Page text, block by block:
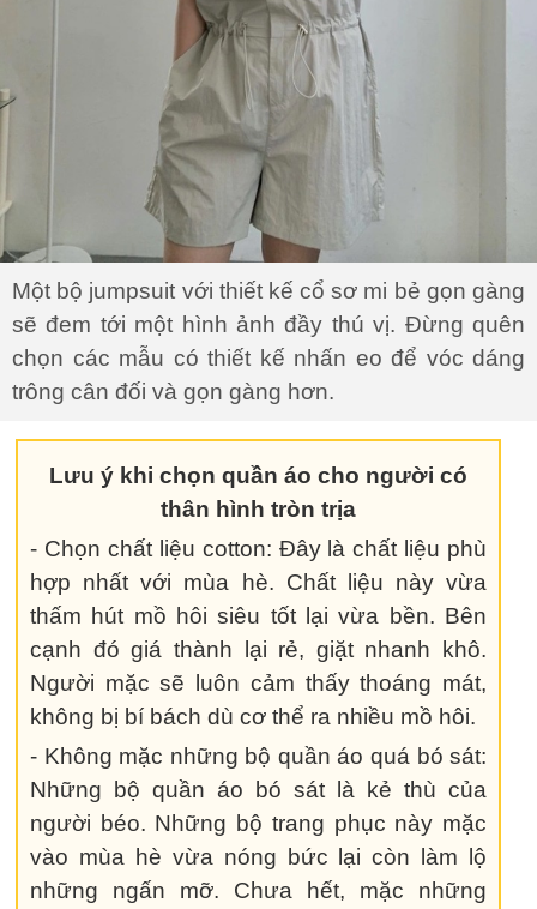
Một bộ jumpsuit với thiết kế cổ sơ mi bẻ gọn gàng
sẽ đem tới một hình ảnh đầy thú vị. Đừng quên
chọn các mẫu có thiết kế nhấn eo để vóc dáng
trông cân đối và gọn gàng hơn.
Lưu ý khi chọn quần áo cho người có
thân hình tròn trịa
- Chọn chất liệu cotton: Đây là chất liệu phù
hợp nhất với mùa hè. Chất liệu này vừa
thấm hút mồ hôi siêu tốt lại vừa bền. Bên
cạnh đó giá thành lại rẻ, giặt nhanh khô.
Người mặc sẽ luôn cảm thấy thoáng mát,
không bị bí bách dù cơ thể ra nhiều mồ hôi.
- Không mặc những bộ quần áo quá bó sát:
Những bộ quần áo bó sát là kẻ thù của
người béo. Những bộ trang phục này mặc
vào mùa hè vừa nóng bức lại còn làm lộ
những ngấn mỡ. Chưa hết, mặc những